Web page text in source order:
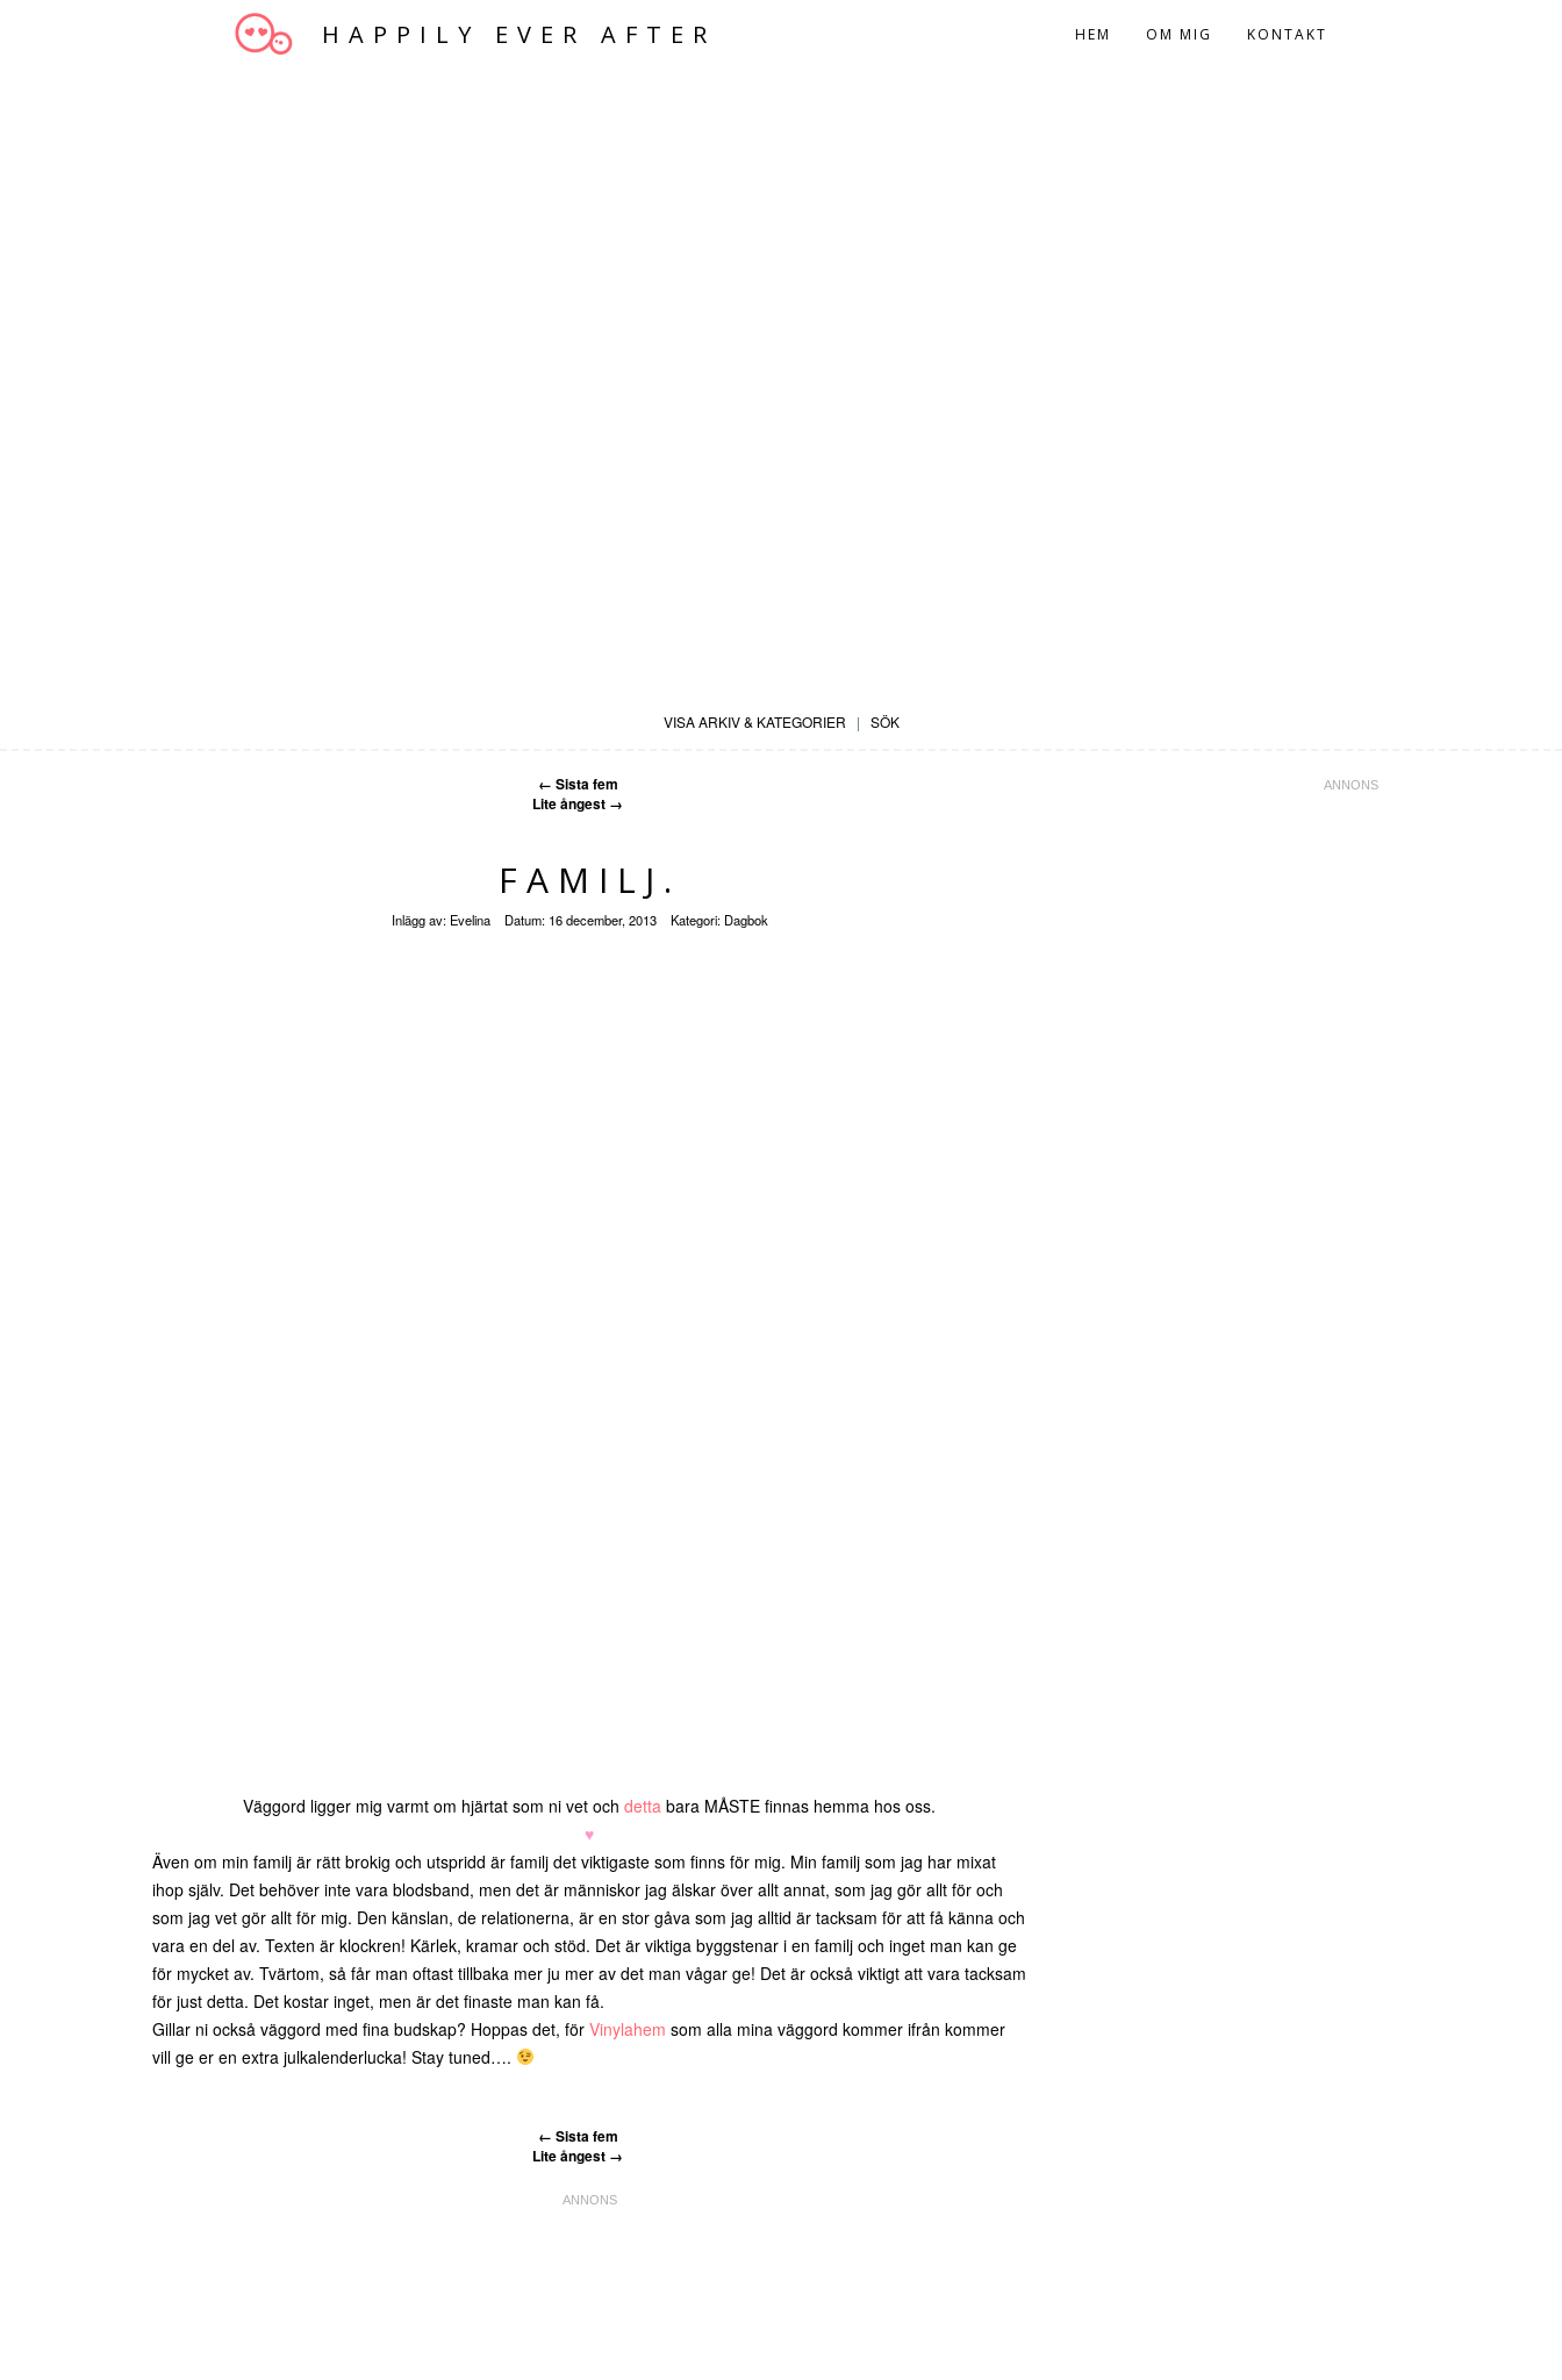
HAPPILY EVER AFTER HEM OM MIG KONTAKT
VISA ARKIV & KATEGORIER | SÖK
← Sista fem
Lite ångest →
FAMILJ.
Inlägg av: Evelina Datum: 16 december, 2013 Kategori: Dagbok
Väggord ligger mig varmt om hjärtat som ni vet och detta bara MÅSTE finnas hemma hos oss.
♥
Även om min familj är rätt brokig och utspridd är familj det viktigaste som finns för mig. Min familj som jag har mixat
ihop själv. Det behöver inte vara blodsband, men det är människor jag älskar över allt annat, som jag gör allt för och
som jag vet gör allt för mig. Den känslan, de relationerna, är en stor gåva som jag alltid är tacksam för att få känna och
vara en del av. Texten är klockren! Kärlek, kramar och stöd. Det är viktiga byggstenar i en familj och inget man kan ge
för mycket av. Tvärtom, så får man oftast tillbaka mer ju mer av det man vågar ge! Det är också viktigt att vara tacksam
för just detta. Det kostar inget, men är det finaste man kan få.
Gillar ni också väggord med fina budskap? Hoppas det, för Vinylahem som alla mina väggord kommer ifrån kommer
vill ge er en extra julkalenderlucka! Stay tuned….
← Sista fem
Lite ångest →